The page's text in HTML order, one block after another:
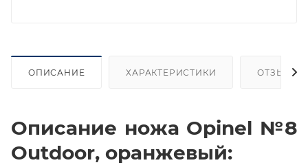
ОПИСАНИЕ ХАРАКТЕРИСТИКИ ОТЗЫВЫ
Описание ножа Opinel №8
Outdoor, оранжевый: